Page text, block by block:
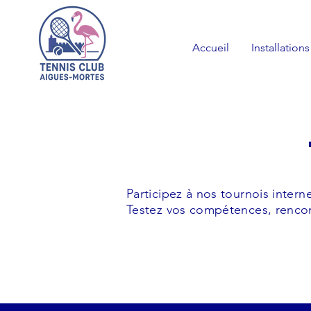
Accueil Installations
Participez à nos tournois
Testez vos compétences,